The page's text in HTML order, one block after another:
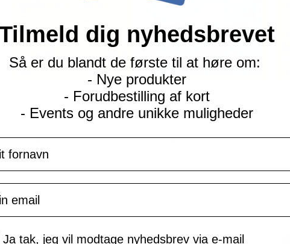
S&M Celestial Storm
Lanturn - 50/168 - Reverse
price
is:
S&M Celestial Storm
Lotad - 36/168 - Reverse
dig nyhedsbrevet
Så er du blandt de første til at høre om:
- Nye produkter
- Forudbestilling af kort
- Events og andre unikke muligheder
Ja tak, jeg vil modtage nyhedsbrev via e-mail